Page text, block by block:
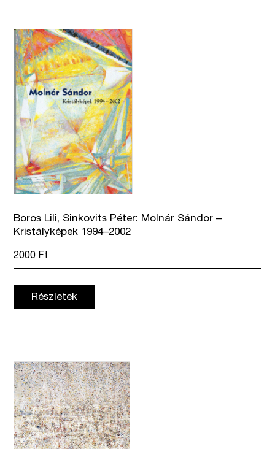
Boros Lili, Sinkovits Péter: Molnár Sándor –
Kristályképek 1994–2002
2000 Ft
Részletek